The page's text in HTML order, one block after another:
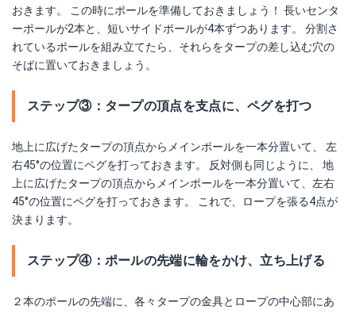
おきます。 この時にポールを準備しておきましょう！ 長いセンタ
ーポールが2本と、短いサイドポールが4本ずつあります。 分割さ
れているポールを組み立てたら、それらをタープの差し込む穴の
そばに置いておきましょう。
ステップ③：タープの頂点を支点に、ペグを打つ
地上に広げたタープの頂点からメインポールを一本分置いて、 左
右45°の位置にペグを打っておきます。 反対側も同じように、 地
上に広げたタープの頂点からメインポールを一本分置いて、左右
45°の位置にペグを打っておきます。 これで、ロープを張る4点が
決まります。
ステップ④：ポールの先端に輪をかけ、立ち上げる
２本のポールの先端に、各々タープの金具とロープの中心部にあ